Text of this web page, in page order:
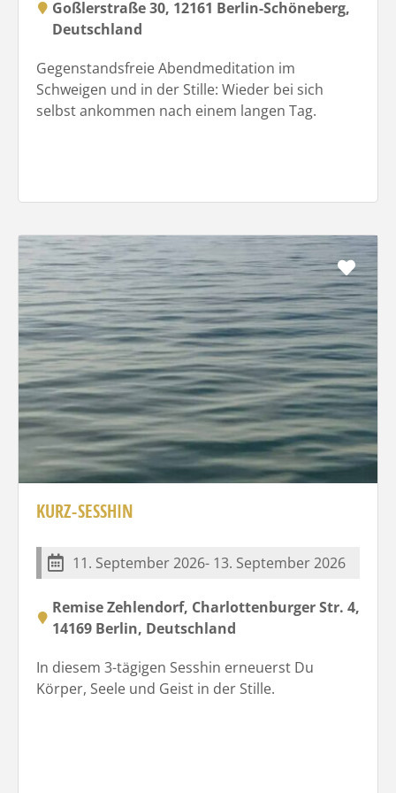
Goßlerstraße 30, 12161 Berlin-Schöneberg,
Deutschland
Gegenstandsfreie Abendmeditation im
Schweigen und in der Stille: Wieder bei sich
selbst ankommen nach einem langen Tag.
KURZ-SESSHIN
11. September 2026- 13. September 2026
Remise Zehlendorf, Charlottenburger Str. 4,
14169 Berlin, Deutschland
In diesem 3-tägigen Sesshin erneuerst Du
Körper, Seele und Geist in der Stille.